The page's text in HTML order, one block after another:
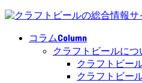
コラムColumn
クラフトビールにつ
クラフトビー
クラフトビー